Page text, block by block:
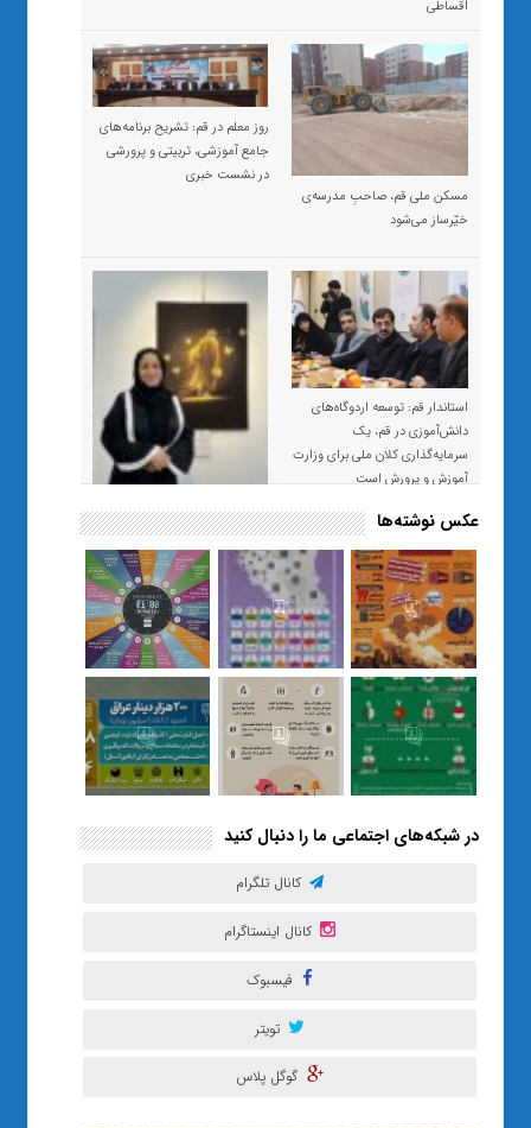
اقساطی
مسکن ملی قم، صاحبِ مدرسه‌ی
خیّرساز می‌شود
روز معلم در قم: تشریح برنامه‌های
جامع آموزشی، تربیتی و پرورشی
در نشست خبری
استاندار قم: توسعه اردوگاه‌های
دانش‌آموزی در قم، یک
سرمایه‌گذاری کلان ملی برای وزارت
آموزش و پرورش است
«صبر و اعتماد؛ روایت معلمی که
نسل Z را از بی‌هدفی به خودباوری
رساند / از یک کلاس ساده در قم تا
حضور مشترک معلم و هنرجویان
در مهم‌ترین گالری قرآنی هوش
مصنوعی تهران
عکس نوشته‌ها
در شبکه‌های اجتماعی ما را دنبال کنید
کانال تلگرام
کانال اینستاگرام
فیسبوک
تویتر
گوگل پلاس